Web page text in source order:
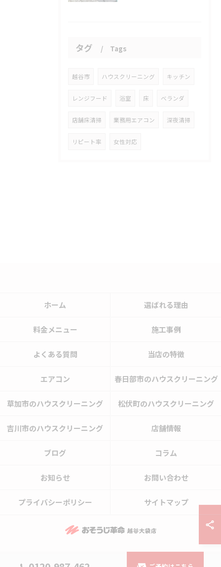
タグ Tags
越谷市 ハウスクリーニング キッチン
レンジフード 浴室 床 ベランダ
店舗床清掃 業務用エアコン 深夜清掃
リピート率 女性対応
ホーム 選ばれる理由
料金メニュー 施工事例
よくある質問 当店の特徴
エアコン 春日部市のハウスクリーニング
草加市のハウスクリーニング 松伏町のハウスクリーニング
吉川市のハウスクリーニング 店舗情報
ブログ コラム
お知らせ お問い合わせ
プライバシーポリシー サイトマップ
© 2026 埼玉県越谷市のハウスクリーニングならおそうじ革命越谷大袋店 ALL